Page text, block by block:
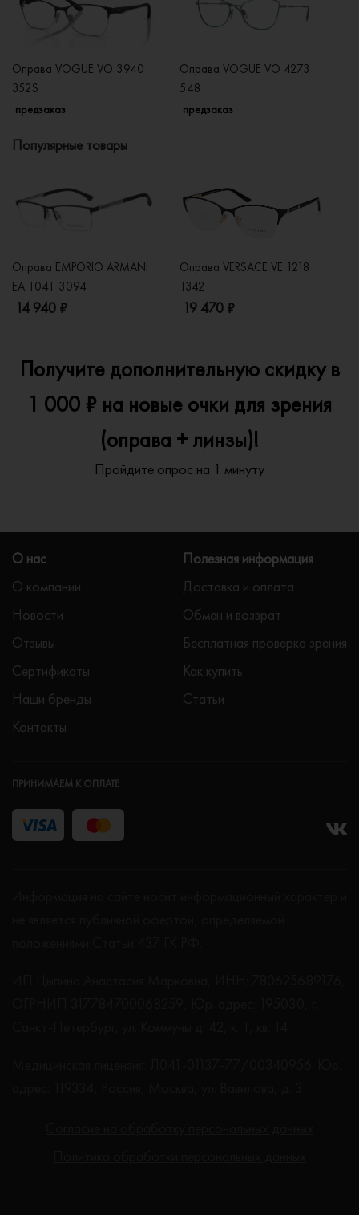
Оправа VOGUE VO 3940
352S
предзаказ
Оправа VOGUE VO 4273
548
предзаказ
Популярные товары
Оправа EMPORIO ARMANI
EA 1041 3094
14 940 ₽
Оправа VERSACE VE 1218
1342
19 470 ₽
Получите дополнительную скидку в
1 000 ₽ на новые очки для зрения
(оправа + линзы)!
Пройдите опрос на 1 минуту
О нас
О компании
Новости
Отзывы
Сертификаты
Наши бренды
Контакты
Полезная информация
Доставка и оплата
Обмен и возврат
Бесплатная проверка зрения
Как купить
Статьи
ПРИНИМАЕМ К ОПЛАТЕ